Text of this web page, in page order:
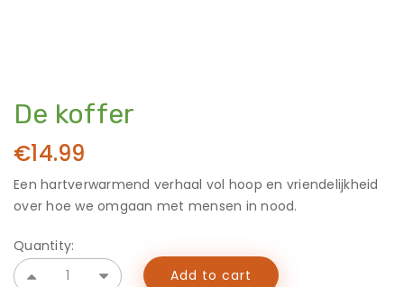
De koffer
€14.99
Een hartverwarmend verhaal vol hoop en vriendelijkheid
over hoe we omgaan met mensen in nood.
Quantity:
Add to cart